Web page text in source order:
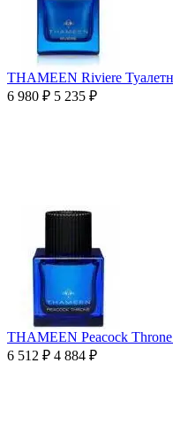
THAMEEN Riviere
6 980 ₽ 5 235 ₽
THAMEEN Peacock
6 512 ₽ 4 884 ₽